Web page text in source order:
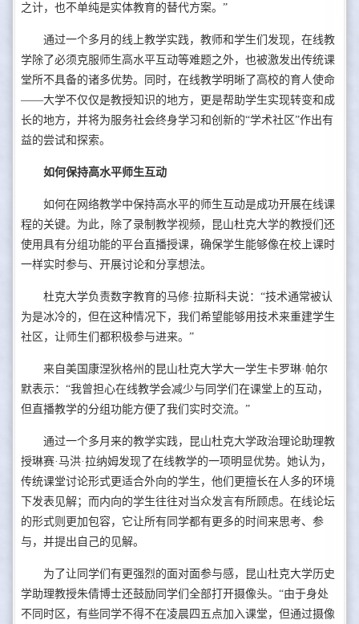
之计，也不单纯是实体教育的替代方案。”
通过一个多月的线上教学实践，教师和学生们发现，在线教
学除了必须克服师生高水平互动等难题之外，也被激发出传统课
堂所不具备的诸多优势。同时，在线教学明晰了高校的育人使命
——大学不仅仅是教授知识的地方，更是帮助学生实现转变和成
长的地方，并将为服务社会终身学习和创新的“学术社区”作出有
益的尝试和探索。
如何保持高水平师生互动
如何在网络教学中保持高水平的师生互动是成功开展在线课
程的关键。为此，除了录制教学视频，昆山杜克大学的教授们还
使用具有分组功能的平台直播授课，确保学生能够像在校上课时
一样实时参与、开展讨论和分享想法。
杜克大学负责数字教育的马修·拉斯科夫说：“技术通常被认
为是冰冷的，但在这种情况下，我们希望能够用技术来重建学生
社区，让师生们都积极参与进来。”
来自美国康涅狄格州的昆山杜克大学大一学生卡罗琳·帕尔
默表示：“我曾担心在线教学会减少与同学们在课堂上的互动，
但直播教学的分组功能方便了我们实时交流。”
通过一个多月来的教学实践，昆山杜克大学政治理论助理教
授琳赛·马洪·拉纳姆发现了在线教学的一项明显优势。她认为，
传统课堂讨论形式更适合外向的学生，他们更擅长在人多的环境
下发表见解；而内向的学生往往对当众发言有所顾虑。在线论坛
的形式则更加包容，它让所有同学都有更多的时间来思考、参
与，并提出自己的见解。
为了让同学们有更强烈的面对面参与感，昆山杜克大学历史
学助理教授朱倩博士还鼓励同学们全部打开摄像头。“由于身处
不同时区，有些同学不得不在凌晨四五点加入课堂，但通过摄像